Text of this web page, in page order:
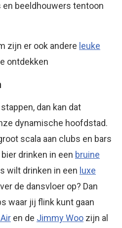
beeldhouwers tentoon
zijn er ook andere leuke
ontdekken
dan kan dat
dynamische hoofdstad.
scala aan clubs en bars
drinken in een bruine
wilt drinken in een luxe
de dansvloer op? Dan
waar jij flink kunt gaan
en de Jimmy Woo zijn al